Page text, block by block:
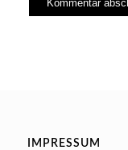
IMPRESSUM